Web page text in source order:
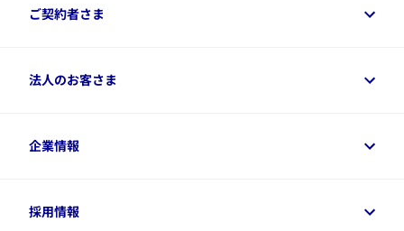
保険をご検討中のお客さまトップ
資料請求
変額保険各種情報
ご契約者さま
ご契約者さまトップ
デジタル約款
令和8年（2026年）分の生命保険料控除証明書について
法人のお客さま
法人のお客さまトップ
経営者サポートサービス
企業情報
企業情報トップ
採用情報